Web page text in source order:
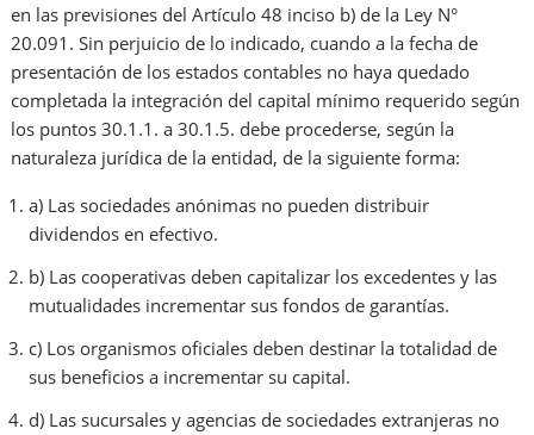
en las previsiones del Artículo 48 inciso b) de la Ley N°
20.091. Sin perjuicio de lo indicado, cuando a la fecha de
presentación de los estados contables no haya quedado
completada la integración del capital mínimo requerido según
los puntos 30.1.1. a 30.1.5. debe procederse, según la
naturaleza jurídica de la entidad, de la siguiente forma:
a) Las sociedades anónimas no pueden distribuir
dividendos en efectivo.
b) Las cooperativas deben capitalizar los excedentes y las
mutualidades incrementar sus fondos de garantías.
c) Los organismos oficiales deben destinar la totalidad de
sus beneficios a incrementar su capital.
d) Las sucursales y agencias de sociedades extranjeras no